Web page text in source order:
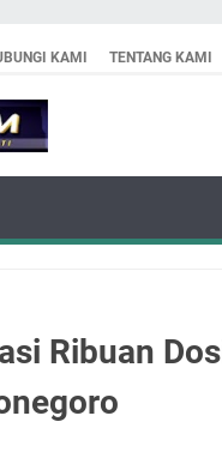
KAMI TENTANG KAMI
Ribuan